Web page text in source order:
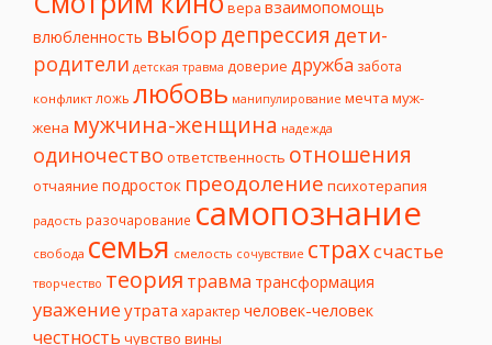
вера взаимопомощь
влюбленность выбордепрессия дети-
родители детская травма доверие дружба забота
конфликт ложь любовь манипулирование мечта муж-
жена мужчина-женщина надежда
одиночество ответственность отношения
отчаяние подросток преодоление психотерапия
радость разочарование самопознание
свобода семья смелость сочувствие страхсчастье
творчество теория травма трансформация
уважение утрата характер человек-человек
честность чувство вины